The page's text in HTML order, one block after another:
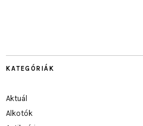
KATEGÓRIÁK
Aktuál
Alkotók